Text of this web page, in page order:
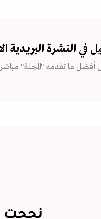
في النشرة البريدية
ما تقدمه "المجلة"
نجحت